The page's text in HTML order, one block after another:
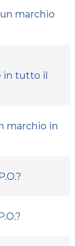
marchio
in tutto il
marchio in